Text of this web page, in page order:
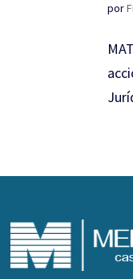
por